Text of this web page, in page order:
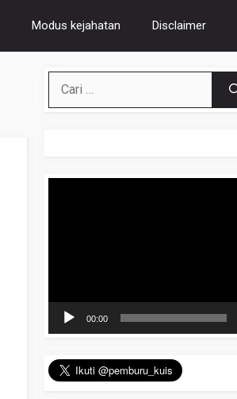
Modus kejahatan Disclaimer
untuk:
00:00